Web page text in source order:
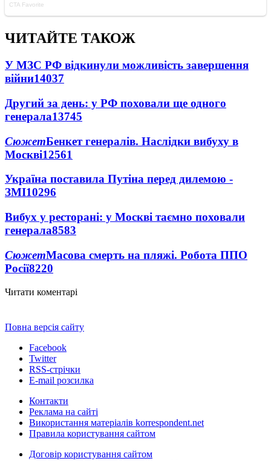
ЧИТАЙТЕ ТАКОЖ
У МЗС РФ відкинули можливість завершення
війни14037
Другий за день: у РФ поховали ще одного
генерала13745
СюжетБенкет генералів. Наслідки вибуху в
Москві12561
Україна поставила Путіна перед дилемою -
ЗМІ10296
Вибух у ресторані: у Москві таємно поховали
генерала8583
СюжетМасова смерть на пляжі. Робота ППО
Росії8220
Читати коментарі
Повна версія сайту
Facebook
Twitter
RSS-стрічки
E-mail розсилка
Контакти
Реклама на сайті
Використання матеріалів korrespondent.net
Правила користування сайтом
Договір користування сайтом